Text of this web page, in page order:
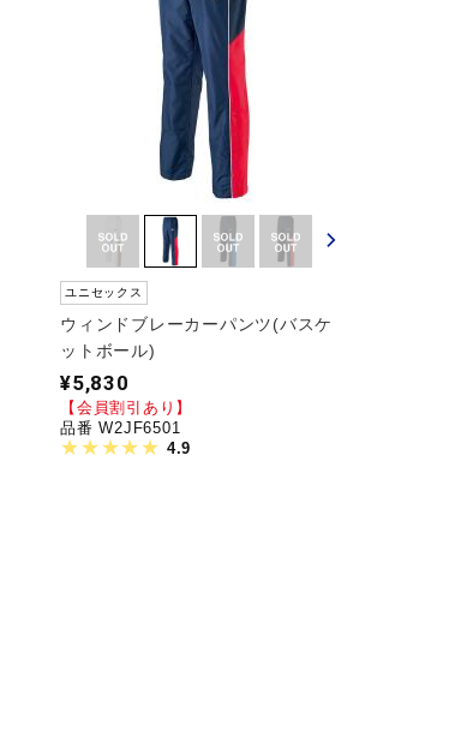
ユニセックス
ウィンドブレーカーパンツ(バスケ
ットボール)
¥5,830
【会員割引あり】
品番 W2JF6501
4.9